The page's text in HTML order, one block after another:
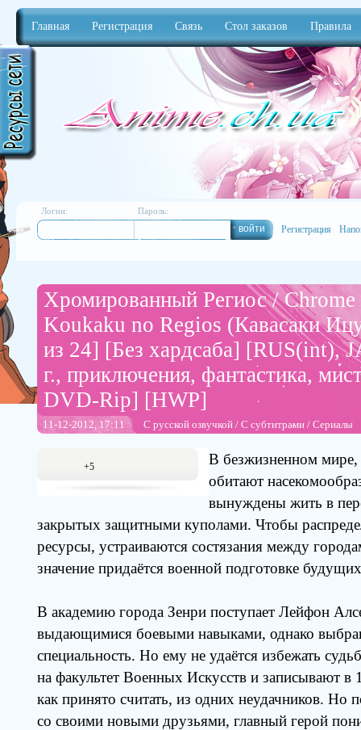
Главная Регистрация Связь Стол заказов Правила
Логин: Пароль:
Регистрация
Хромированный Региос /
Koukaku no Regios (Кавасаки
из 24] [Без хардсаба] [RUS(int),
г., приключения, фантастика,
DVD-Rip] [HWP]
11-12-2012, 17:11 С русской озвучкой / С субтитрами / Сериалы
+5
В безжизненном мире,
обитают
вынуждены жить в
закрытых защитными куполами. Чтобы
ресурсы, устраиваются состязания между
значение придаётся военной подготовке
В академию города Зенри поступает Лейфон
выдающимися боевыми навыками, однако
специальность. Но ему не удаётся избежать
на факультет Военных Искусств и записывают в
как принято считать, из одних неудачников. Но
со своими новыми друзьями, главный герой